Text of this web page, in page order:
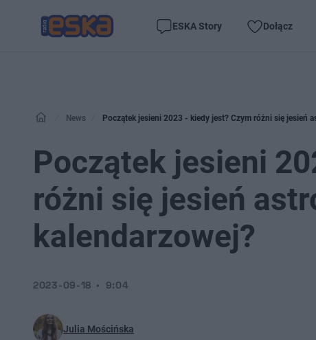
ESKA Story Dołącz
News Początek jesieni 2023 - kiedy jest? Czym różni się jesień
Początek jesieni
różni się jesień
kalendarzowej?
Julia Mościńska
2023-09-18 9:04